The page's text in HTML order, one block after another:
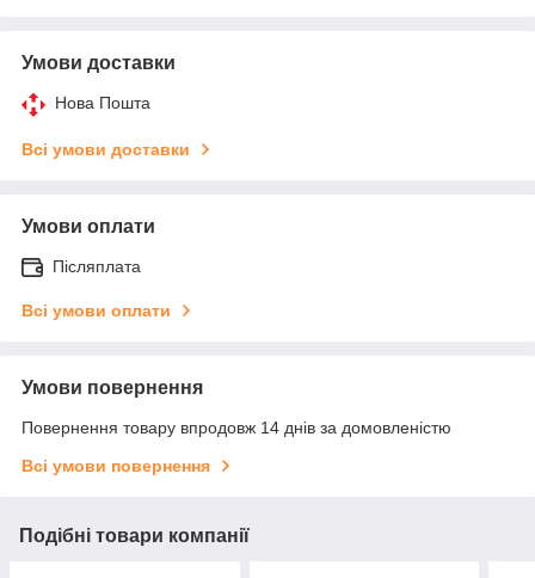
Умови доставки
Нова Пошта
Всі умови доставки
Умови оплати
Післяплата
Всі умови оплати
Умови повернення
Повернення товару впродовж 14 днів за домовленістю
Всі умови повернення
Подібні товари компанії